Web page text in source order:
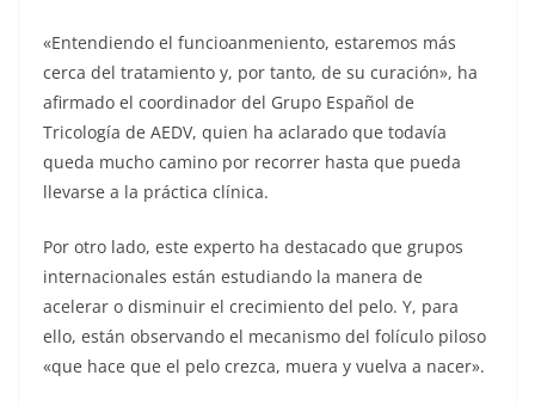
«Entendiendo el funcioanmeniento, estaremos más
cerca del tratamiento y, por tanto, de su curación», ha
afirmado el coordinador del Grupo Español de
Tricología de AEDV, quien ha aclarado que todavía
queda mucho camino por recorrer hasta que pueda
llevarse a la práctica clínica.
Por otro lado, este experto ha destacado que grupos
internacionales están estudiando la manera de
acelerar o disminuir el crecimiento del pelo. Y, para
ello, están observando el mecanismo del folículo piloso
«que hace que el pelo crezca, muera y vuelva a nacer».